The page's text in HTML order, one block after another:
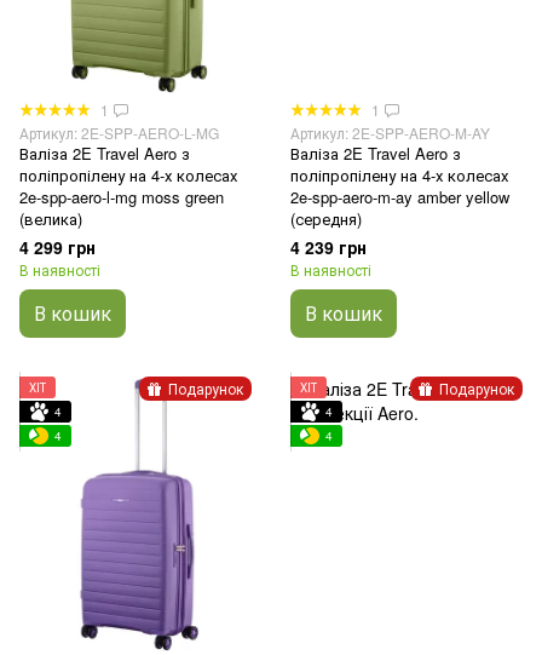
1
Артикул: 2E-SPP-AERO-L-MG
Валіза 2E Travel Aero з
поліпропілену на 4-х колесах
2e-spp-aero-l-mg moss green
(велика)
4 299 грн
В наявності
В кошик
1
Артикул: 2E-SPP-AERO-M-AY
Валіза 2E Travel Aero з
поліпропілену на 4-х колесах
2e-spp-aero-m-ay amber yellow
(середня)
4 239 грн
В наявності
В кошик
Подарунок
ХІТ
4
4
Подарунок
ХІТ
4
4